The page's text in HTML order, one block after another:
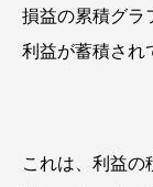
損益の累積グラ
利益が蓄積され
これは、利益の